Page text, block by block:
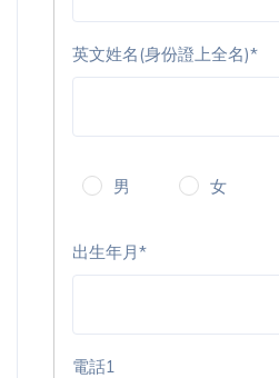
英文姓名(身份證上全名)*
男 女
出生年月*
電話1